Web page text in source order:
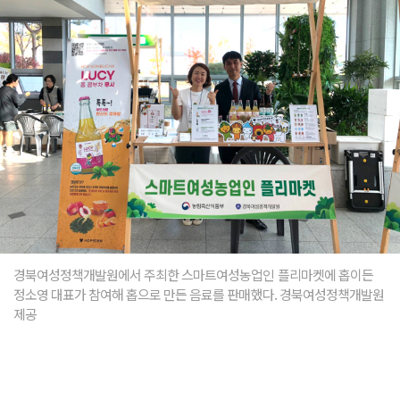
경북여성정책개발원에서 주최한 스마트여성농업인 플리마켓에 홉이든
정소영 대표가 참여해 홉으로 만든 음료를 판매했다. 경북여성정책개발원
제공